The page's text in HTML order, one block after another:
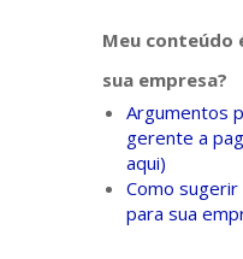
Meu conteúdo
sua empresa?
Argumentos
gerente a
aqui)
Como sugerir
para sua